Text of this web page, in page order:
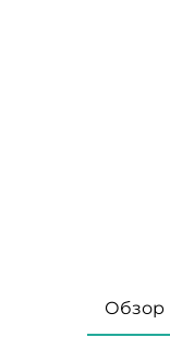
Обзор